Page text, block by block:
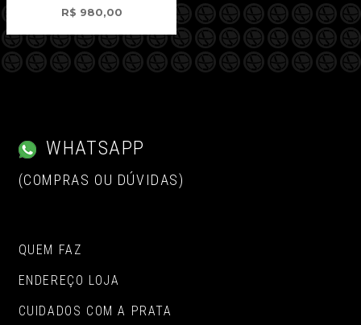
R$ 980,00
WHATSAPP
(COMPRAS OU DÚVIDAS)
QUEM FAZ
ENDEREÇO LOJA
CUIDADOS COM A PRATA